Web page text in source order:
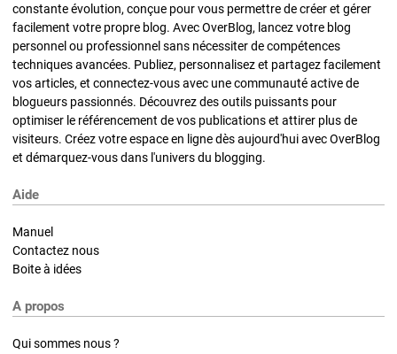
constante évolution, conçue pour vous permettre de créer et gérer
facilement votre propre blog. Avec OverBlog, lancez votre blog
personnel ou professionnel sans nécessiter de compétences
techniques avancées. Publiez, personnalisez et partagez facilement
vos articles, et connectez-vous avec une communauté active de
blogueurs passionnés. Découvrez des outils puissants pour
optimiser le référencement de vos publications et attirer plus de
visiteurs. Créez votre espace en ligne dès aujourd'hui avec OverBlog
et démarquez-vous dans l'univers du blogging.
Aide
Manuel
Contactez nous
Boite à idées
A propos
Qui sommes nous ?